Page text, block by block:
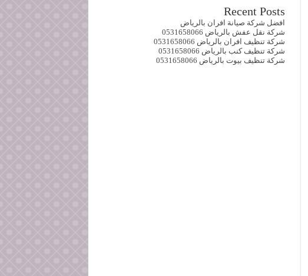
Recent Posts
افضل شركة صيانة افران بالرياض
شركة نقل عفش بالرياض 0531658066
شركة تنظيف افران بالرياض 0531658066
شركة تنظيف كنب بالرياض 0531658066
شركة تنظيف بيوت بالرياض 0531658066